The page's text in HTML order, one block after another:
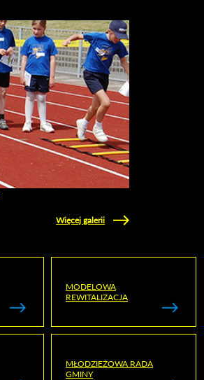
Więcej galerii
MODELOWA
REWITALIZACJA
MŁODZIEŻOWA RADA
GMINY